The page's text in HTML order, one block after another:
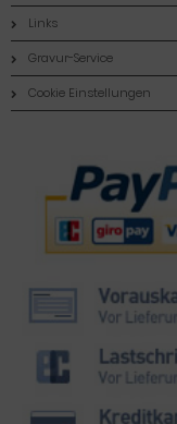
Links
Gravur-Service
Cookie Einstellungen
Zahlungsmethoden